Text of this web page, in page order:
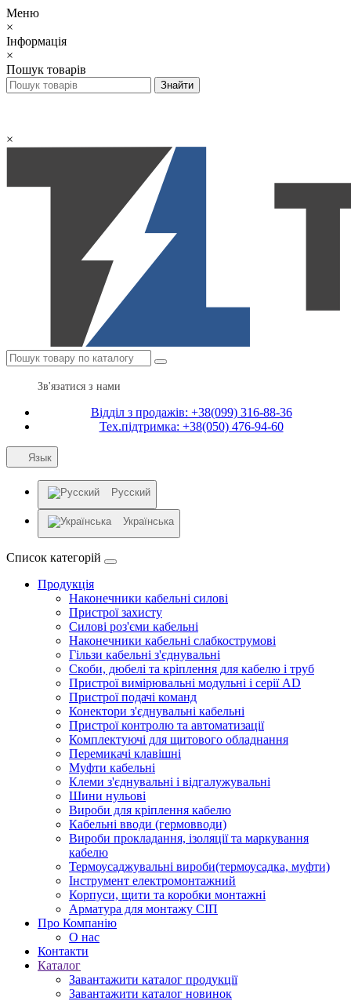
Меню
×
Інформація
×
Пошук товарів
×
Зв'язатися з нами
Відділ з продажів: +38(099) 316-88-36
Тех.підтримка: +38(050) 476-94-60
Язык
Русский
Українська
Список категорій
Продукція
Наконечники кабельні силові
Пристрої захисту
Силові роз'єми кабельні
Наконечники кабельні слабкострумові
Гільзи кабельні з'єднувальні
Скоби, дюбелі та кріплення для кабелю і труб
Пристрої вимірювальні модульні і серії AD
Пристрої подачі команд
Конектори з'єднувальні кабельні
Пристрої контролю та автоматизації
Комплектуючі для щитового обладнання
Перемикачі клавішні
Муфти кабельні
Клеми з'єднувальні і відгалужувальні
Шини нульові
Вироби для кріплення кабелю
Кабельні вводи (гермовводи)
Вироби прокладання, iзоляції та маркування
кабелю
Термоусаджувальні вироби(термоусадка, муфти)
Інструмент електромонтажний
Корпуси, щити та коробки монтажні
Арматура для монтажу СІП
Про Компанію
О нас
Контакти
Каталог
Завантажити каталог продукції
Завантажити каталог новинок